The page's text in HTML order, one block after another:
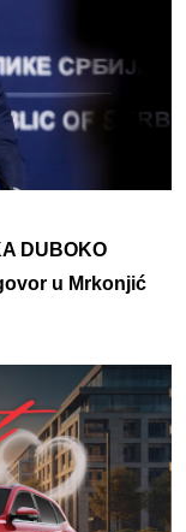
DUBOKO
u Mrkonjić